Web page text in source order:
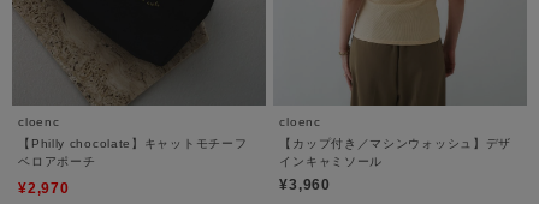
cloenc
【Philly chocolate】キャットモチーフ
ベロアポーチ
¥2,970
cloenc
【カップ付き／マシンウォッシュ】デザ
インキャミソール
¥3,960